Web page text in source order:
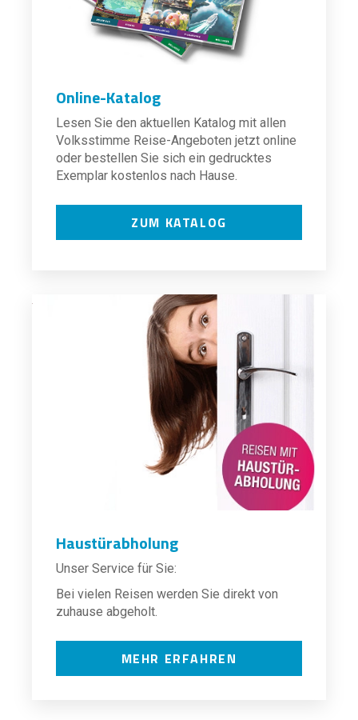
Online-Katalog
Lesen Sie den aktuellen Katalog mit allen
Volksstimme Reise-Angeboten jetzt online
oder bestellen Sie sich ein gedrucktes
Exemplar kostenlos nach Hause.
ZUM KATALOG
Haustürabholung
Unser Service für Sie:
Bei vielen Reisen werden Sie direkt von
zuhause abgeholt.
MEHR ERFAHREN